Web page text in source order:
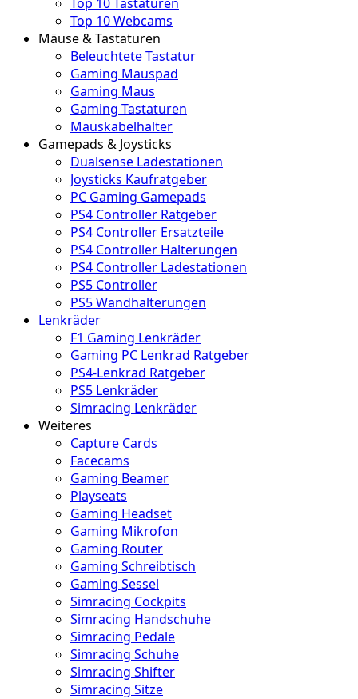
Top 10 Webcams
Mäuse & Tastaturen
Beleuchtete Tastatur
Gaming Mauspad
Gaming Maus
Gaming Tastaturen
Mauskabelhalter
Gamepads & Joysticks
Dualsense Ladestationen
Joysticks Kaufratgeber
PC Gaming Gamepads
PS4 Controller Ratgeber
PS4 Controller Ersatzteile
PS4 Controller Halterungen
PS4 Controller Ladestationen
PS5 Controller
PS5 Wandhalterungen
Lenkräder
F1 Gaming Lenkräder
Gaming PC Lenkrad Ratgeber
PS4-Lenkrad Ratgeber
PS5 Lenkräder
Simracing Lenkräder
Weiteres
Capture Cards
Facecams
Gaming Beamer
Playseats
Gaming Headset
Gaming Mikrofon
Gaming Router
Gaming Schreibtisch
Gaming Sessel
Simracing Cockpits
Simracing Handschuhe
Simracing Pedale
Simracing Schuhe
Simracing Shifter
Simracing Sitze